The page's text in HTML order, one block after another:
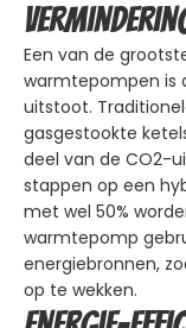
Een van de
warmtepompen is
uitstoot.
gasgestookte
deel van de CO2-
stappen op een
met wel 50%
warmtepomp
energiebronnen,
op te wekken.